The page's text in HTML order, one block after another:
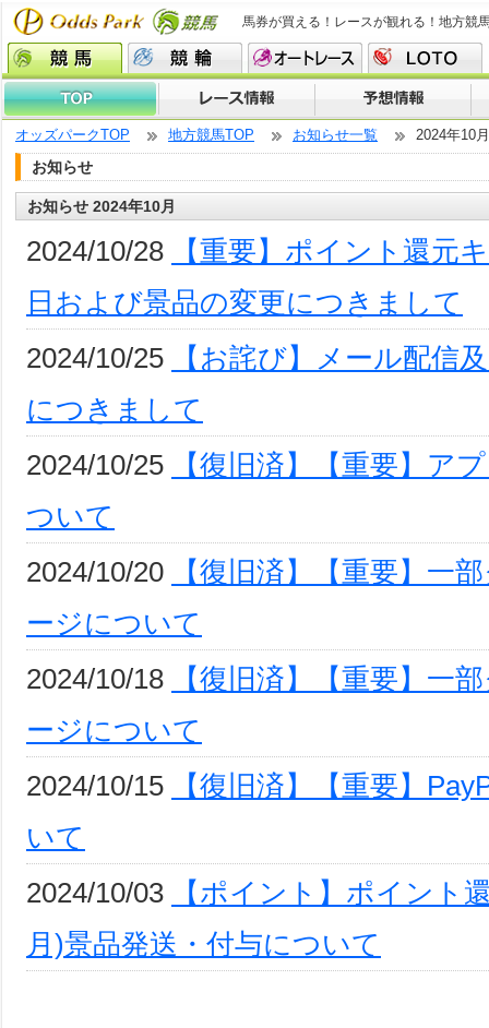
馬券が買える！レースが観れる！地方競
オッズパークTOP 地方競馬TOP お知らせ一覧 2024年10月
お知らせ
お知らせ 2024年10月
2024/10/28
【重要】ポイント還元
日および景品の変更につきまして
2024/10/25
【お詫び】メール配信
につきまして
2024/10/25
【復旧済】【重要】ア
ついて
2024/10/20
【復旧済】【重要】一
ージについて
2024/10/18
【復旧済】【重要】一
ージについて
2024/10/15
【復旧済】【重要】
いて
2024/10/03
【ポイント】ポイント
月)景品発送・付与について